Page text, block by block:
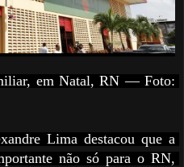
em Natal, RN — Foto:
Lima destacou que a
não só para o RN,